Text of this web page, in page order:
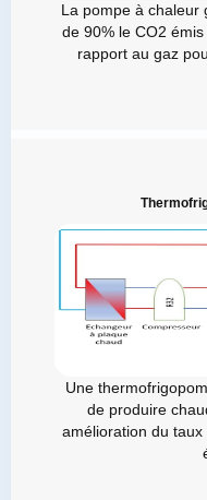
La pompe à chaleur
de 90% le CO2
rapport au gaz
Une
de produire
amélioration du